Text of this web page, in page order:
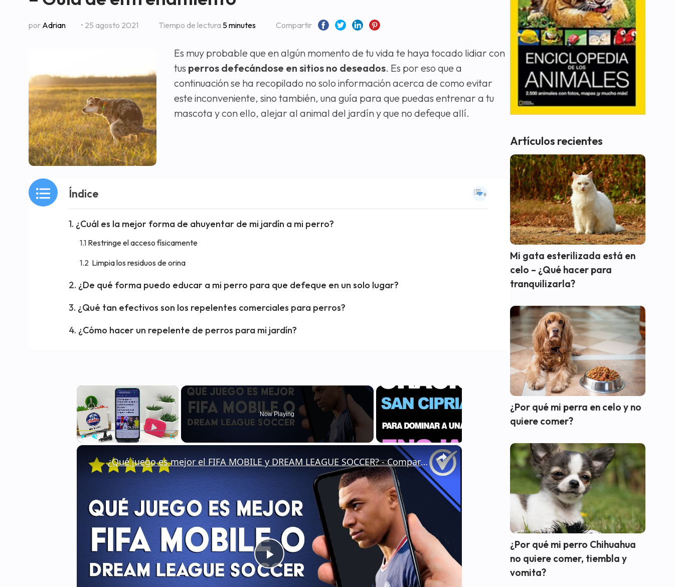
por Adrian • 25 agosto 2021 Tiempo de lectura 5 minutes Compartir
Es muy probable que en algún momento de tu vida te haya tocado lidiar con
tus perros defecándose en sitios no deseados. Es por eso que a
continuación se ha recopilado no solo información acerca de como evitar
este inconveniente, sino también, una guía para que puedas entrenar a tu
mascota y con ello, alejar al animal del jardín y que no defeque allí.
Índice
¿Cuál es la mejor forma de ahuyentar de mi jardín a mi perro?
Restringe el acceso físicamente
Limpia los residuos de orina
¿De qué forma puedo educar a mi perro para que defeque en un solo lugar?
¿Qué tan efectivos son los repelentes comerciales para perros?
¿Cómo hacer un repelente de perros para mi jardín?
×
Now Playing
×
Play
¿Qué juego es mejor el FIFA MOBILE y DREAM LEAGUE SOCCER? - Comparativa de juegos similares
Artículos recientes
Mi gata esterilizada está en
celo – ¿Qué hacer para
tranquilizarla?
¿Por qué mi perra en celo y no
quiere comer?
¿Por qué mi perro Chihuahua
no quiere comer, tiembla y
vomita?